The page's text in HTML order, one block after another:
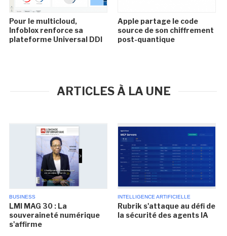
Pour le multicloud,
Infoblox renforce sa
plateforme Universal DDI
Apple partage le code
source de son chiffrement
post-quantique
ARTICLES À LA UNE
BUSINESS
LMI MAG 30 : La
souveraineté numérique
s'affirme
INTELLIGENCE ARTIFICIELLE
Rubrik s'attaque au défi de
la sécurité des agents IA